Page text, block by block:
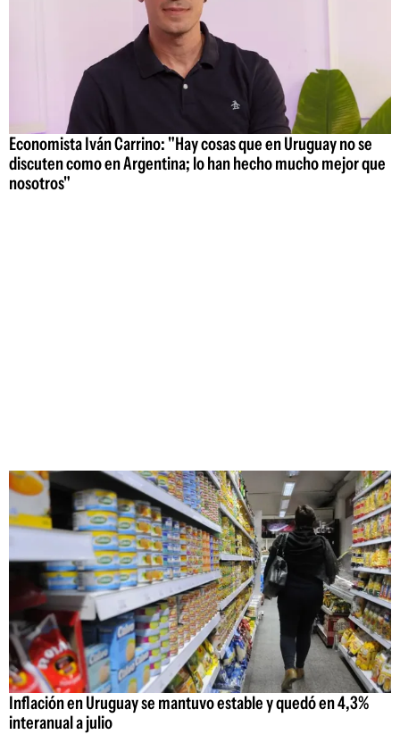
Economista Iván Carrino: "Hay cosas que en Uruguay no se
discuten como en Argentina; lo han hecho mucho mejor que
nosotros"
Inflación en Uruguay se mantuvo estable y quedó en 4,3%
interanual a julio